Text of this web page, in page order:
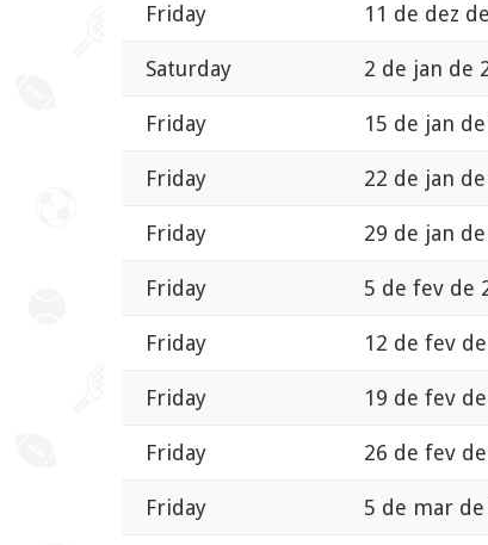
Friday 11 de dez
Saturday 2 de jan de
Friday 15 de jan
Friday 22 de jan
Friday 29 de jan
Friday 5 de fev de
Friday 12 de fev
Friday 19 de fev
Friday 26 de fev
Friday 5 de mar de